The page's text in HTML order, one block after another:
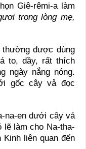
Giê-rêmi-a làm
trong lòng mẹ,
được dùng
to, dầy, rất thích
ngày nắng nóng.
gốc cây vả đọc
na-en dưới cây vả
lẽ làm cho Na-tha-
Kinh liên quan đến